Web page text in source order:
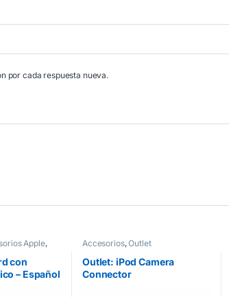
por cada respuesta nueva.
Apple,
con
– Español
Accesorios,Outlet
Outlet: iPod Camera
Connector